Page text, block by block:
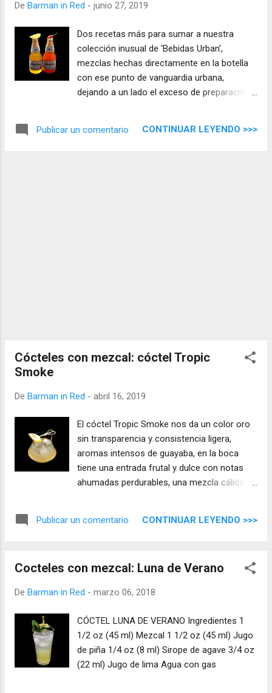
De Barman in Red - junio 27, 2019
Dos recetas más para sumar a nuestra
colección inusual de 'Bebidas Urban',
mezclas hechas directamente en la botella
con ese punto de vanguardia urbana,
dejando a un lado el exceso de preparación
Publicar un comentario CONTINUAR LEYENDO >>>
Cócteles con mezcal: cóctel Tropic
Smoke
De Barman in Red - abril 16, 2019
El cóctel Tropic Smoke nos da un color oro
sin transparencia y consistencia ligera,
aromas intensos de guayaba, en la boca
tiene una entrada frutal y dulce con notas
ahumadas perdurables, una mezcla cálida
Publicar un comentario CONTINUAR LEYENDO >>>
Cocteles con mezcal: Luna de Verano
De Barman in Red - marzo 06, 2018
CÓCTEL LUNA DE VERANO Ingredientes 1
1/2 oz (45 ml) Mezcal 1 1/2 oz (45 ml) Jugo
de piña 1/4 oz (8 ml) Sirope de agave 3/4 oz
(22 ml) Jugo de lima Agua con gas